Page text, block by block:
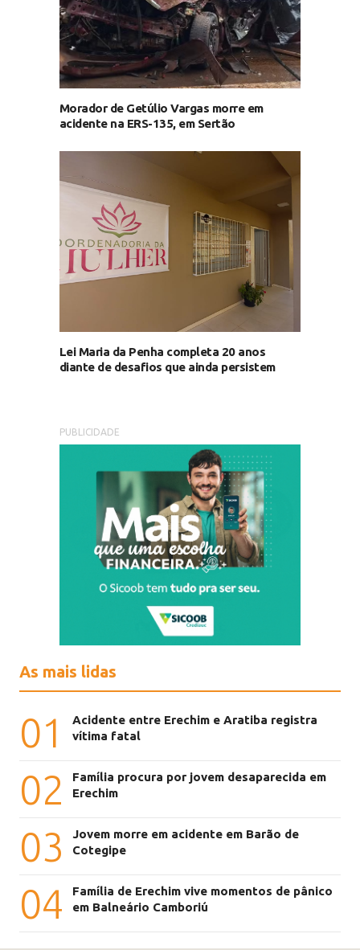
Morador de Getúlio Vargas morre em
acidente na ERS-135, em Sertão
Lei Maria da Penha completa 20 anos
diante de desafios que ainda persistem
PUBLICIDADE
As mais lidas
01
Acidente entre Erechim e Aratiba registra
vítima fatal
02
Família procura por jovem desaparecida em
Erechim
03
Jovem morre em acidente em Barão de
Cotegipe
04
Família de Erechim vive momentos de pânico
em Balneário Camboriú